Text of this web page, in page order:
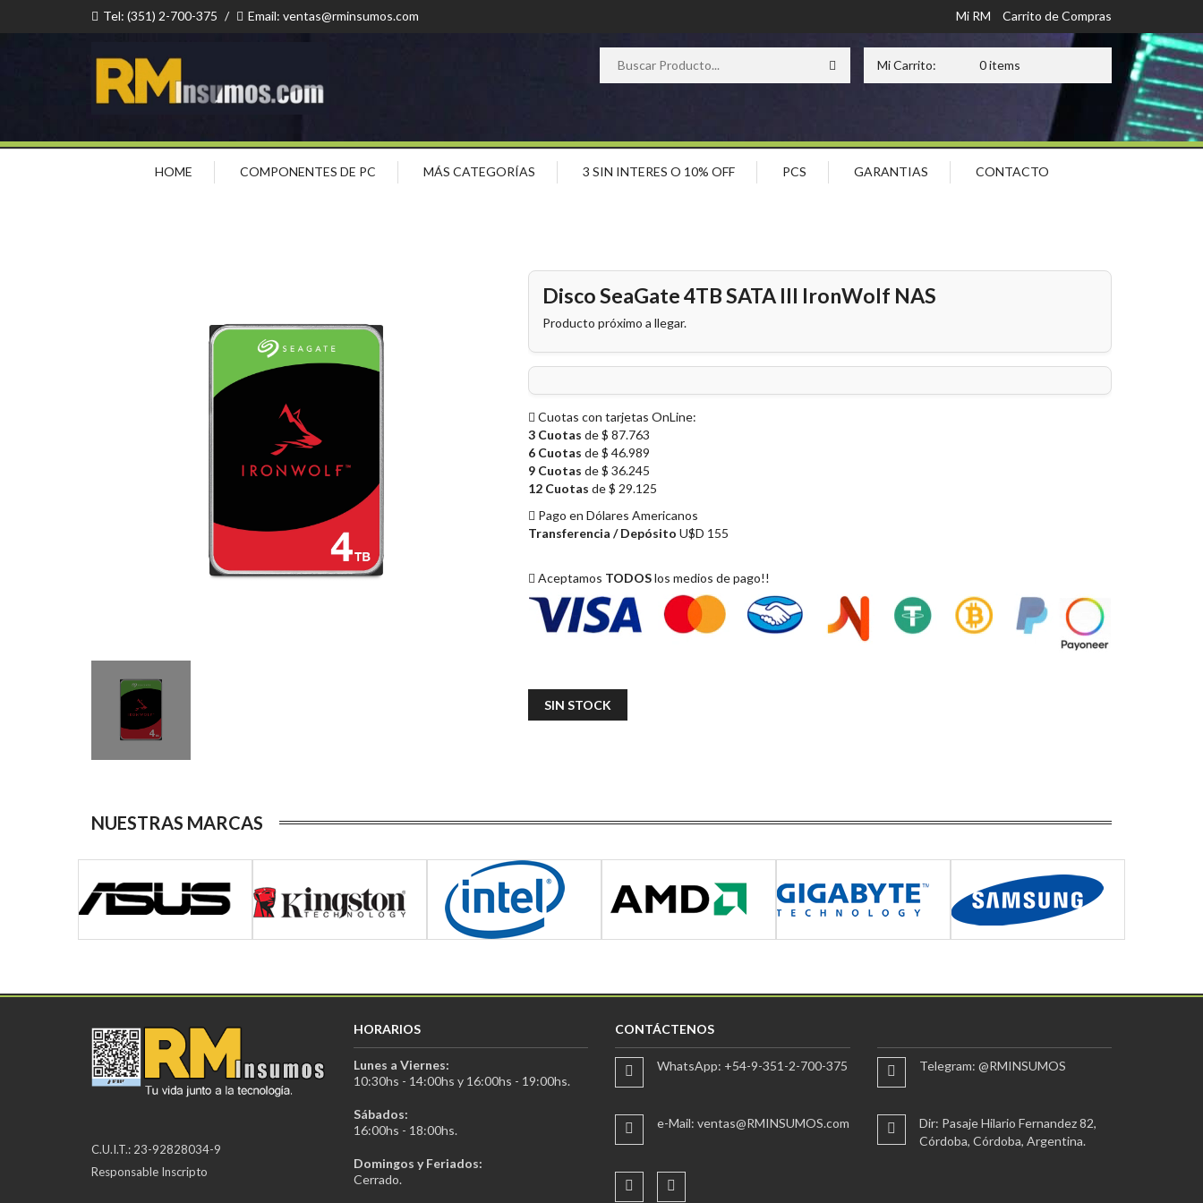
Tel: (351) 2-700-375 / Email: ventas@rminsumos.com Mi RM Carrito de Compras
Mi Carrito: 0 items
HOME COMPONENTES DE PC MÁS CATEGORÍAS 3 SIN INTERES O 10% OFF PCS GARANTIAS CONTACTO
Disco SeaGate 4TB SATA III IronWolf NAS
Producto próximo a llegar.
Cuotas con tarjetas OnLine:
3 Cuotas de $ 87.763
6 Cuotas de $ 46.989
9 Cuotas de $ 36.245
12 Cuotas de $ 29.125
Pago en Dólares Americanos
Transferencia / Depósito U$D 155
Aceptamos TODOSlos medios de pago!!
SIN STOCK
NUESTRAS MARCAS
C.U.I.T.: 23-92828034-9
Responsable Inscripto
HORARIOS
Lunes a Viernes:
10:30hs - 14:00hs y 16:00hs - 19:00hs.
Sábados:
16:00hs - 18:00hs.
Domingos y Feriados:
Cerrado.
CONTÁCTENOS
WhatsApp: +54-9-351-2-700-375
e-Mail: ventas@RMINSUMOS.com
Telegram: @RMINSUMOS
Dir: Pasaje Hilario Fernandez 82,
Córdoba, Córdoba, Argentina.